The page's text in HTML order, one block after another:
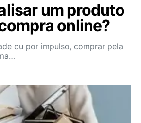
um produto
online?
ou por impulso, comprar pela